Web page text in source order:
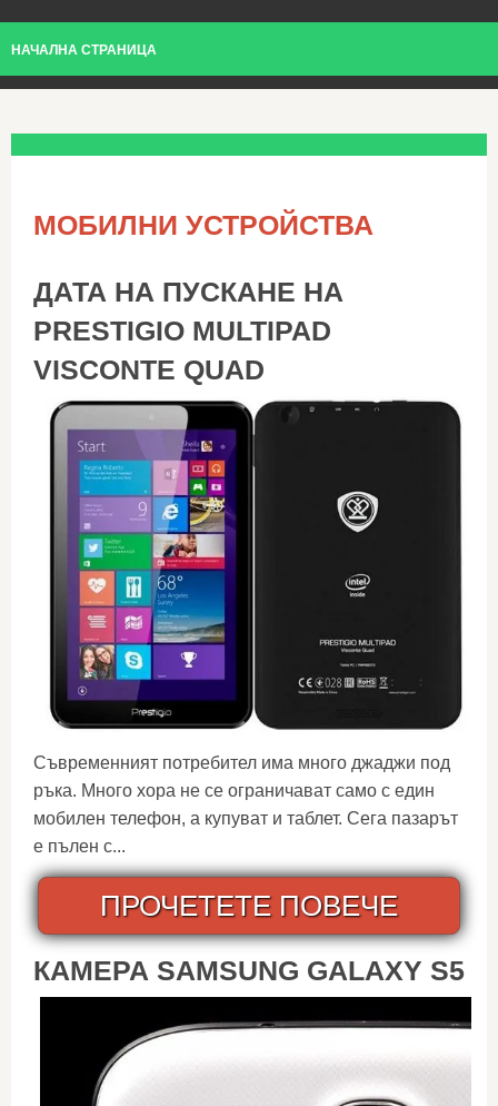
НАЧАЛНА СТРАНИЦА
МОБИЛНИ УСТРОЙСТВА
ДАТА НА ПУСКАНЕ НА
PRESTIGIO MULTIPAD
VISCONTE QUAD
Съвременният потребител има много джаджи под
ръка. Много хора не се ограничават само с един
мобилен телефон, а купуват и таблет. Сега пазарът
е пълен с...
ПРОЧЕТЕТЕ ПОВЕЧЕ
КАМЕРА SAMSUNG GALAXY S5